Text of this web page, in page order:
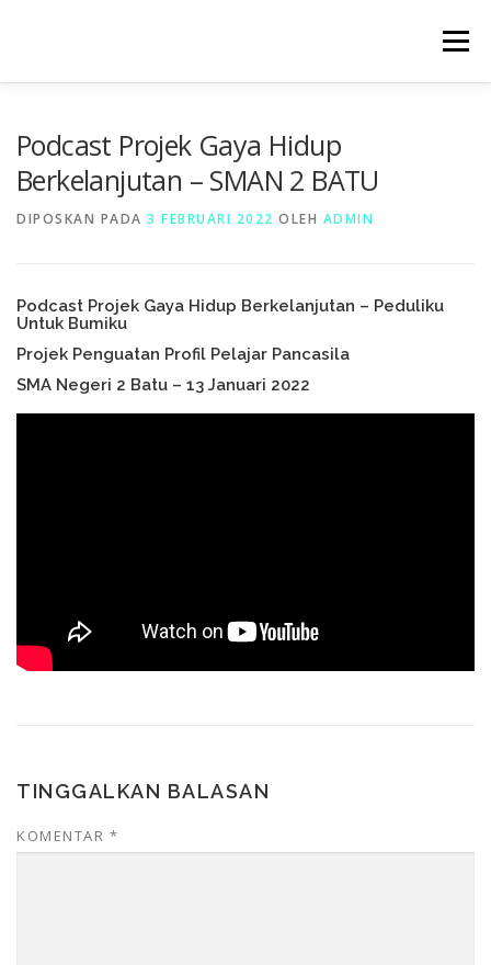
Menu
Podcast Projek Gaya Hidup
Berkelanjutan – SMAN 2 BATU
DIPOSKAN PADA 3 FEBRUARI 2022 OLEH ADMIN
Podcast Projek Gaya Hidup Berkelanjutan – Peduliku
Untuk Bumiku
Projek Penguatan Profil Pelajar Pancasila
SMA Negeri 2 Batu – 13 Januari 2022
TINGGALKAN BALASAN
KOMENTAR *